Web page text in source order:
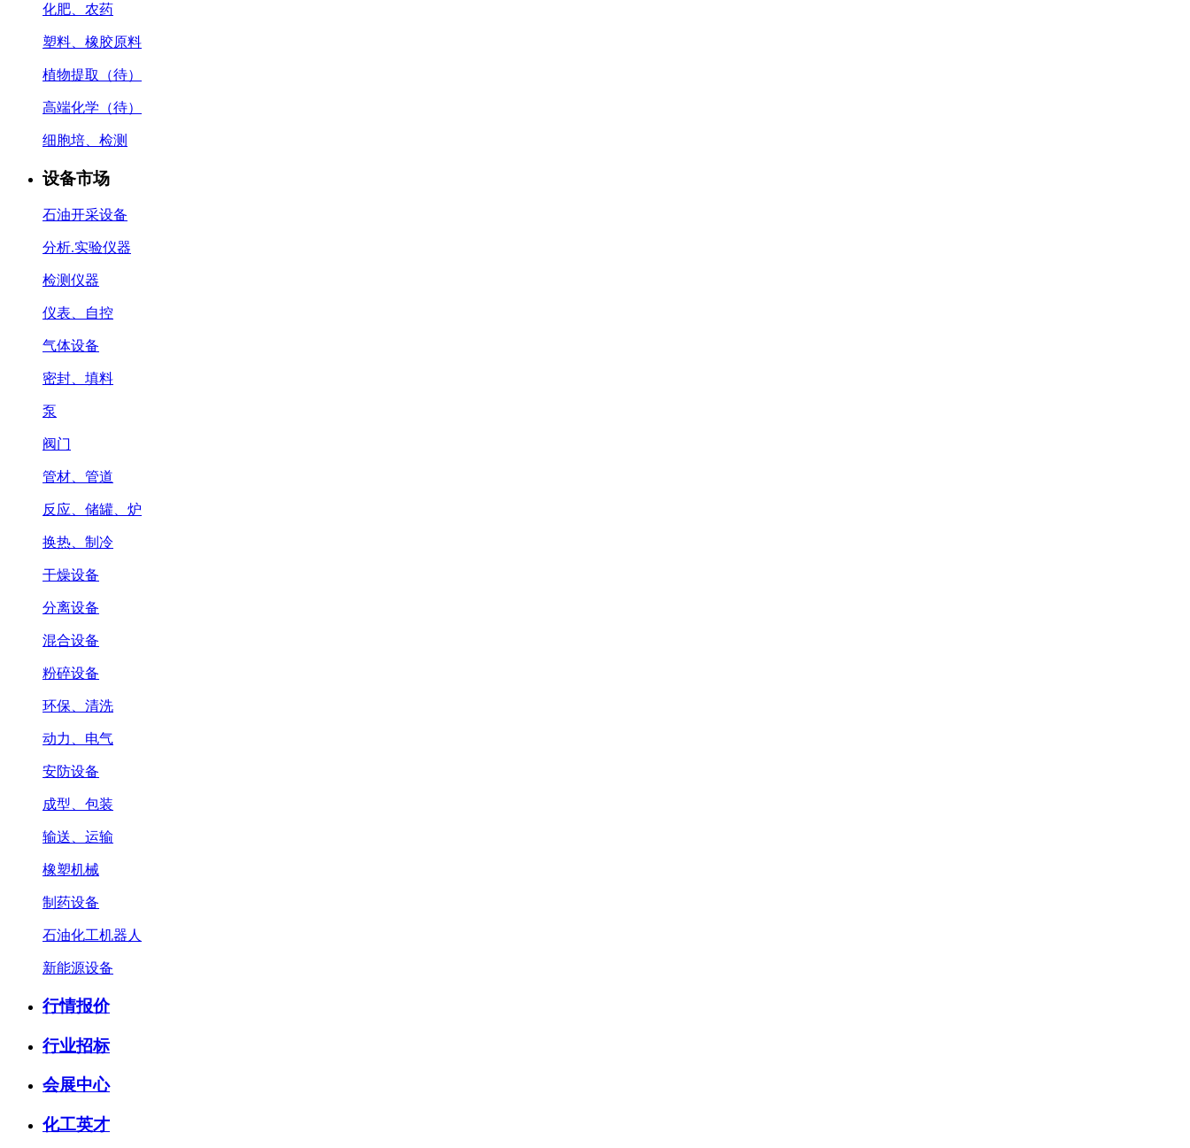
化肥、农药
塑料、橡胶原料
植物提取（待）
高端化学（待）
细胞培、检测
设备市场
石油开采设备
分析.实验仪器
检测仪器
仪表、自控
气体设备
密封、填料
泵
阀门
管材、管道
反应、储罐、炉
换热、制冷
干燥设备
分离设备
混合设备
粉碎设备
环保、清洗
动力、电气
安防设备
成型、包装
输送、运输
橡塑机械
制药设备
石油化工机器人
新能源设备
行情报价
行业招标
会展中心
化工英才